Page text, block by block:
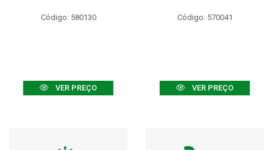
Código: 580130
VER PREÇO
Código: 570041
VER PREÇO